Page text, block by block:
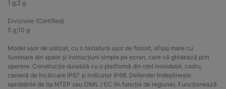
1 g;2 g
Diviziune (Certified)
5 g;10 g
Model ușor de utilizat, cu o tastatură ușor de folosit, afișaj mare cu
iluminare din spate și instrucțiuni simple pe ecran, care vă ghidează prin
operare. Construcție durabilă cu o platformă din oțel inoxidabil, cadru,
cameră de încărcare IP67 și indicator IP68. Defender îndeplinește
aprobările de tip NTEP sau OIML / EC (în funcție de regiune). Funcționează